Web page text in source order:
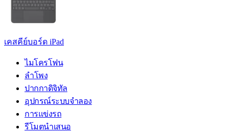
เคสคีย์บอร์ด iPad
ไมโครโฟน
ลำโพง
ปากกาดิจิทัล
อุปกรณ์ระบบจำลอง
การแข่งรถ
รีโมตนำเสนอ